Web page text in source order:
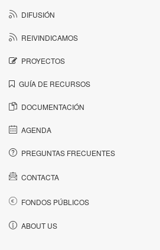
DIFUSIÓN
REIVINDICAMOS
PROYECTOS
GUÍA DE RECURSOS
DOCUMENTACIÓN
AGENDA
PREGUNTAS FRECUENTES
CONTACTA
FONDOS PÚBLICOS
ABOUT US